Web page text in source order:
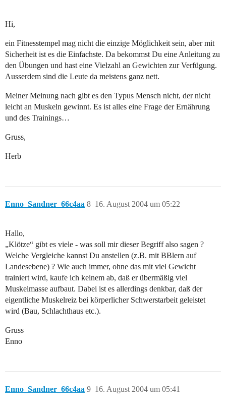
Hi,
ein Fitnesstempel mag nicht die einzige Möglichkeit sein, aber mit
Sicherheit ist es die Einfachste. Da bekommst Du eine Anleitung zu
den Übungen und hast eine Vielzahl an Gewichten zur Verfügung.
Ausserdem sind die Leute da meistens ganz nett.
Meiner Meinung nach gibt es den Typus Mensch nicht, der nicht
leicht an Muskeln gewinnt. Es ist alles eine Frage der Ernährung
und des Trainings…
Gruss,
Herb
Enno_Sandner_66c4aa 16. August 2004 um 05:22
8
Hallo,
„Klötze“ gibt es viele - was soll mir dieser Begriff also sagen ?
Welche Vergleiche kannst Du anstellen (z.B. mit BBlern auf
Landesebene) ? Wie auch immer, ohne das mit viel Gewicht
trainiert wird, kaufe ich keinem ab, daß er übermäßig viel
Muskelmasse aufbaut. Dabei ist es allerdings denkbar, daß der
eigentliche Muskelreiz bei körperlicher Schwerstarbeit geleistet
wird (Bau, Schlachthaus etc.).
Gruss
Enno
Enno_Sandner_66c4aa 16. August 2004 um 05:41
9